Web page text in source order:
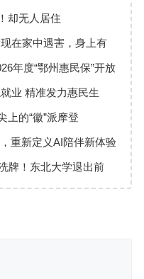
却无人居住
在家中遇害，身上有
年度“鄂州惠民保”开放
业 精准发力惠民生
上的“徽”派摩登
重新定义AI陪伴新体验
牌！东北大学退出前